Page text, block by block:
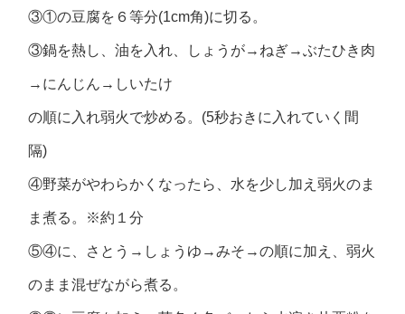
③①の豆腐を６等分(1cm角)に切る。
③鍋を熱し、油を入れ、しょうが→ねぎ→ぶたひき肉
→にんじん→しいたけ
の順に入れ弱火で炒める。(5秒おきに入れていく間
隔)
④野菜がやわらかくなったら、水を少し加え弱火のま
ま煮る。※約１分
⑤④に、さとう→しょうゆ→みそ→の順に加え、弱火
のまま混ぜながら煮る。